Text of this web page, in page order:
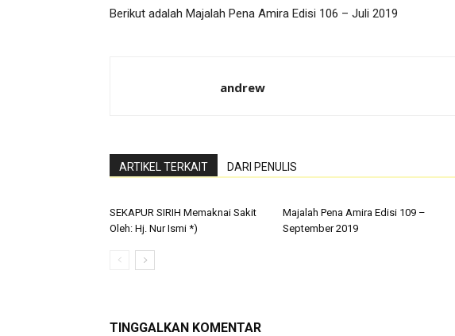
Berikut adalah Majalah Pena Amira Edisi 106 – Juli 2019
andrew
ARTIKEL TERKAIT DARI PENULIS
SEKAPUR SIRIH Memaknai Sakit
Oleh: Hj. Nur Ismi *)
Majalah Pena Amira Edisi 109 –
September 2019
TINGGALKAN KOMENTAR